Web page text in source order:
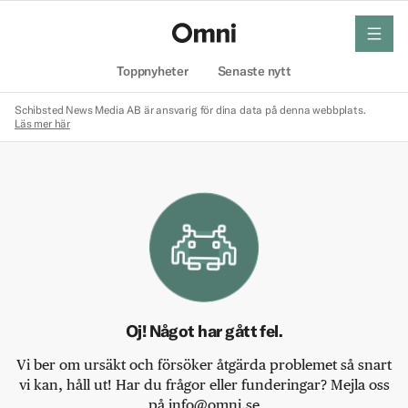
Toppnyheter Senaste nytt
meny
Schibsted News Media AB är ansvarig för dina data på denna webbplats.
Läs mer här
Oj! Något har gått fel.
Vi ber om ursäkt och försöker åtgärda problemet så snart
vi kan, håll ut! Har du frågor eller funderingar? Mejla oss